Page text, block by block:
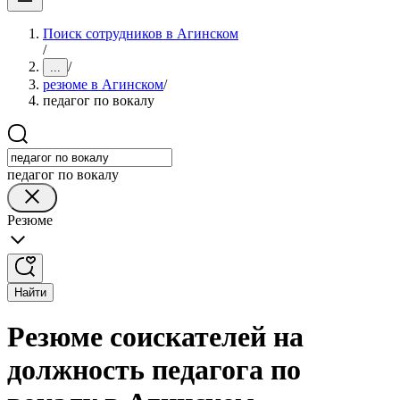
Поиск сотрудников в Агинском
/
... /
резюме в Агинском/
педагог по вокалу
педагог по вокалу
Резюме
Найти
Резюме соискателей на
должность педагога по